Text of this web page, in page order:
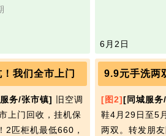
6月2日
我们全市上门
务/张市镇]
旧空调
上门回收，挂机保
2匹柜机最低660，
9.9元手洗两
[图2][同城服务
鞋4月29日至5
两双。转发朋